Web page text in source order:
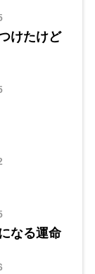
けたけど
なる運命